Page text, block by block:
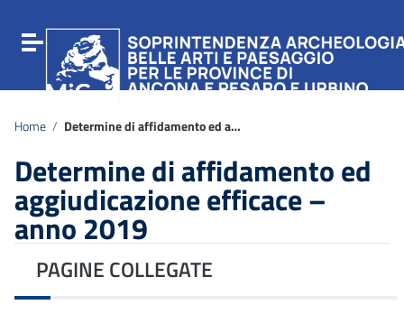
Vai al menu di navigazione
Vai al footer
Attiva / disattiva la navigazione
Home / Determine di affidamento ed aggiudicazione efficace – anno 2019
Determine di affidamento ed
aggiudicazione efficace –
anno 2019
PAGINE COLLEGATE